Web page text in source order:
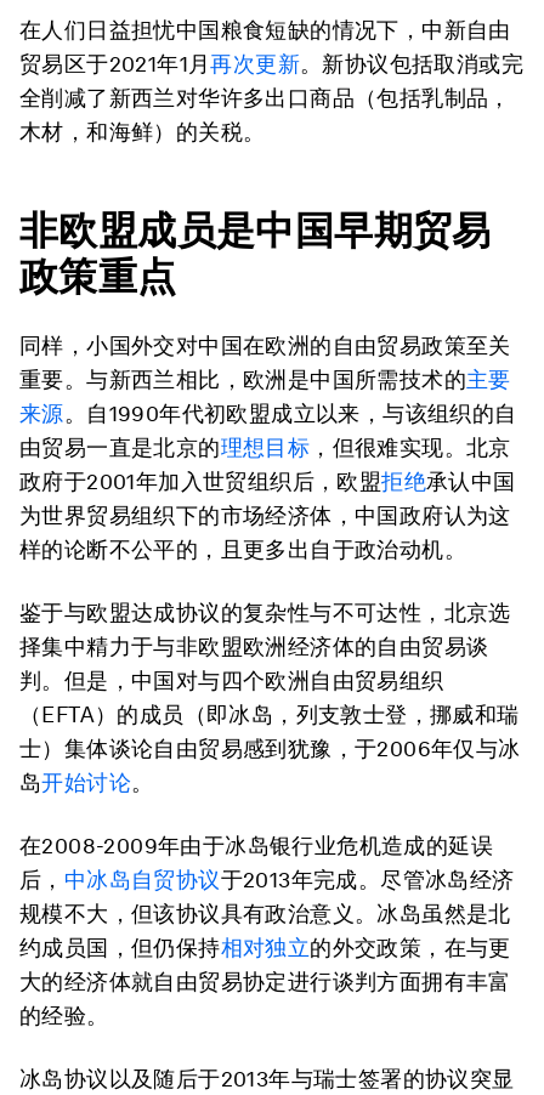
在人们日益担忧中国粮食短缺的情况下，中新自由
贸易区于2021年1月再次更新。新协议包括取消或完
全削减了新西兰对华许多出口商品（包括乳制品，
木材，和海鲜）的关税。
非欧盟成员是中国早期贸易
政策重点
同样，小国外交对中国在欧洲的自由贸易政策至关
重要。与新西兰相比，欧洲是中国所需技术的主要
来源。自1990年代初欧盟成立以来，与该组织的自
由贸易一直是北京的理想目标 ，但很难实现。北京
政府于2001年加入世贸组织后，欧盟拒绝承认中国
为世界贸易组织下的市场经济体，中国政府认为这
样的论断不公平的，且更多出自于政治动机。
鉴于与欧盟达成协议的复杂性与不可达性，北京选
择集中精力于与非欧盟欧洲经济体的自由贸易谈
判。但是，中国对与四个欧洲自由贸易组织
（EFTA）的成员（即冰岛，列支敦士登，挪威和瑞
士）集体谈论自由贸易感到犹豫，于2006年仅与冰
岛开始讨论。
在2008-2009年由于冰岛银行业危机造成的延误
后， 中冰岛自贸协议于2013年完成。尽管冰岛经济
规模不大，但该协议具有政治意义。冰岛虽然是北
约成员国，但仍保持相对独立的外交政策，在与更
大的经济体就自由贸易协定进行谈判方面拥有丰富
的经验。
冰岛协议以及随后于2013年与瑞士签署的协议突显